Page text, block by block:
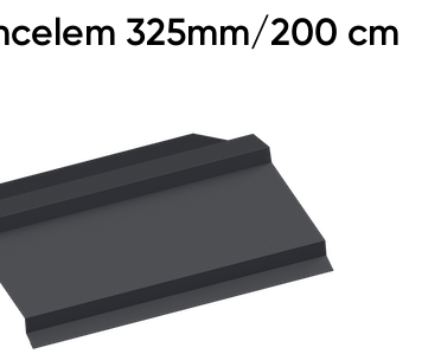
325mm/200 cm